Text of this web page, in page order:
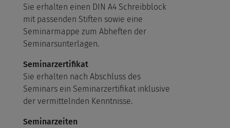
Sie erhalten einen DIN A4 Schreibblock
mit passenden Stiften sowie eine
Seminarmappe zum Abheften der
Seminarsunterlagen.
Seminarzertifikat
Sie erhalten nach Abschluss des
Seminars ein Seminarzertifikat inklusive
der vermittelnden Kenntnisse.
Seminarzeiten